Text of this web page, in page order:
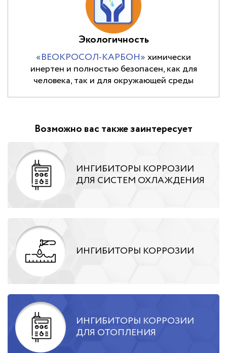
Экологичность
«ВЕОКРОСОЛ-КАРБОН»химически
инертен и полностью безопасен, как для
человека, так и для окружающей среды
Возможно вас также заинтересует
ИНГИБИТОРЫ КОРРОЗИИ
ДЛЯ СИСТЕМ ОХЛАЖДЕНИЯ
ИНГИБИТОРЫ КОРРОЗИИ
ИНГИБИТОРЫ КОРРОЗИИ
ДЛЯ ОТОПЛЕНИЯ